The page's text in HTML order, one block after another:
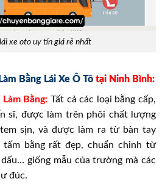
xe oto uy tín giá rẻ nhất
Làm Bằng Lái Xe Ô Tô tại Ninh Bình:
Làm Bằng:Tất cả các loại bằng cấp,
sĩ, được làm trên phôi chất lượng
sịn, và được làm ra từ bàn tay
tấm bằng rất đẹp, chuẩn chỉnh từ
giống mẫu của trường mà các
đúc.